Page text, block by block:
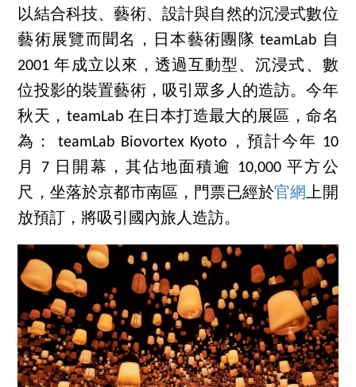
以結合科技、藝術、設計與自然的沉浸式數位
藝術展覽而聞名，日本藝術團隊 teamLab 自
2001 年成立以來，透過互動型、沉浸式、數
位投影的裝置藝術，吸引眾多人的造訪。今年
秋天，teamLab 在日本打造最大的展區，命名
為： teamLab Biovortex Kyoto，預計今年 10
月 7 日開幕，其佔地面積逾 10,000 平方公
尺，坐落於京都市南區，門票已經於官網上開
放預訂，將吸引國內旅人造訪。